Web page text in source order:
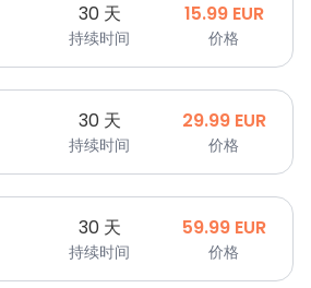
30 天
持续时间
15.99 EUR
价格
30 天
持续时间
29.99 EUR
价格
30 天
持续时间
59.99 EUR
价格